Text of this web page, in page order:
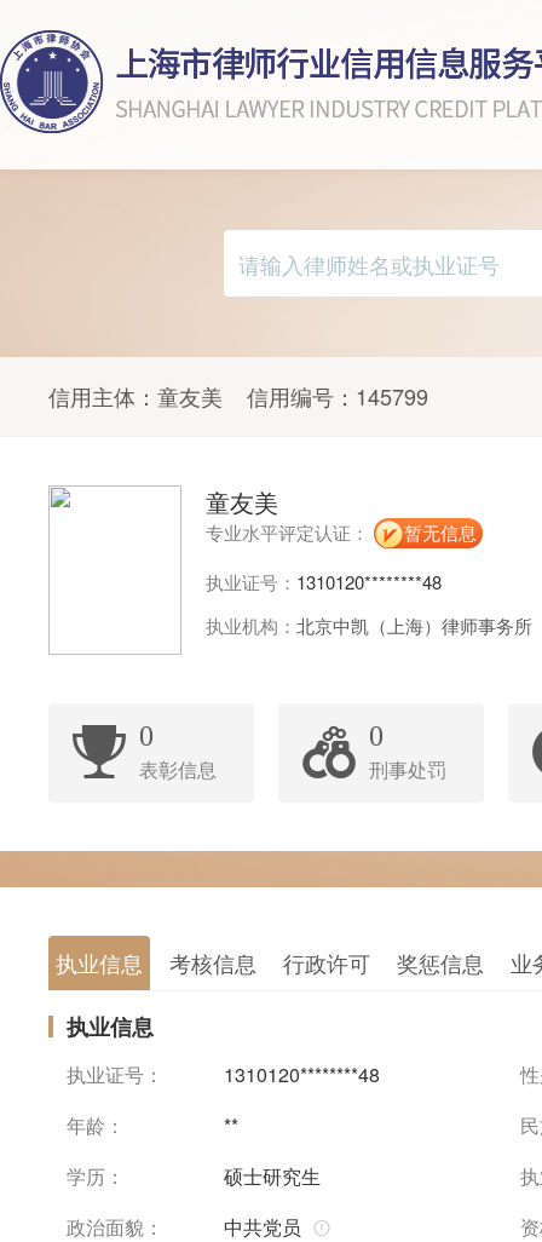
信用主体： 童友美 信用编号： 145799
童友美
专业水平评定认证：
暂无信息
执业证号： 1310120********48
执业机构： 北京中凯（上海）律师事务所
0
表彰信息
0
刑事处罚
执业信息 考核信息 行政许可 奖惩信息 业
执业信息
执业证号： 1310120********48
年龄：
**
学历：
硕士研究生
政治面貌：
中共党员